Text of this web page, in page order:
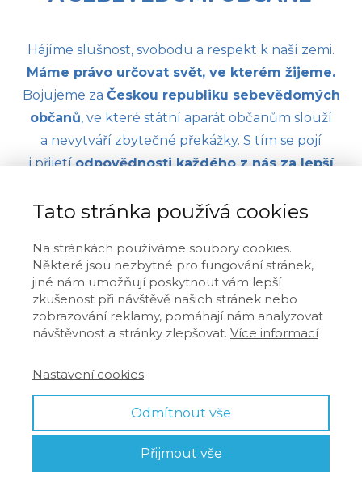
Hájíme slušnost, svobodu a respekt k naší zemi.
Máme právo určovat svět, ve kterém žijeme.
Bojujeme za Českou republiku sebevědomých
občanů, ve které státní aparát občanům slouží
a nevytváří zbytečné překážky. S tím se pojí
i přijetíodpovědnosti každého z nás za lepší
snažením. Podporujemesvobodné podnikání
majetekpovažujeme za nedotknutelný.
Brusel
Parlement européen
Bât. ALTIERO SPINELLI
04F143
Tato stránka používá cookies
Na stránkách používáme soubory cookies.
Některé jsou nezbytné pro fungování stránek,
jiné nám umožňují poskytnout vám lepší
zkušenost při návštěvě našich stránek nebo
zobrazování reklamy, pomáhají nám analyzovat
návštěvnost a stránky zlepšovat. Více informací
Nastavení cookies
Odmítnout vše
Přijmout vše